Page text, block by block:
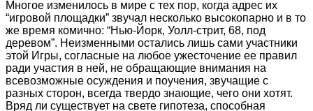
Многое изменилось в мире с тех пор, когда адрес их
“игровой площадки” звучал несколько высокопарно и в то
же время комично: “Нью-Йорк, Уолл-стрит, 68, под
деревом”. Неизменными остались лишь сами участники
этой Игры, согласные на любое ужесточение ее правил
ради участия в ней, не обращающие внимания на
всевозможные осуждения и поучения, звучащие с
разных сторон, всегда твердо знающие, чего они хотят.
Вряд ли существует на свете гипотеза, способная